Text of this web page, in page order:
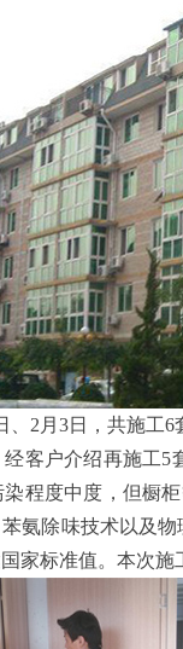
、2月3日，共施工6
客户介绍再施工
程度中度，但橱
氨除味技术以及
家标准值。本次施